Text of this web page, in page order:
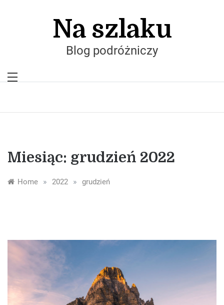
Na szlaku
Blog podróżniczy
Miesiąc: grudzień 2022
Home » 2022 » grudzień